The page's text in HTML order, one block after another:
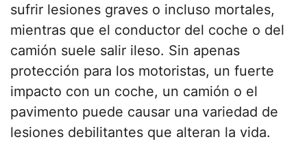
sufrir lesiones graves o incluso mortales,
mientras que el conductor del coche o del
camión suele salir ileso. Sin apenas
protección para los motoristas, un fuerte
impacto con un coche, un camión o el
pavimento puede causar una variedad de
lesiones debilitantes que alteran la vida.